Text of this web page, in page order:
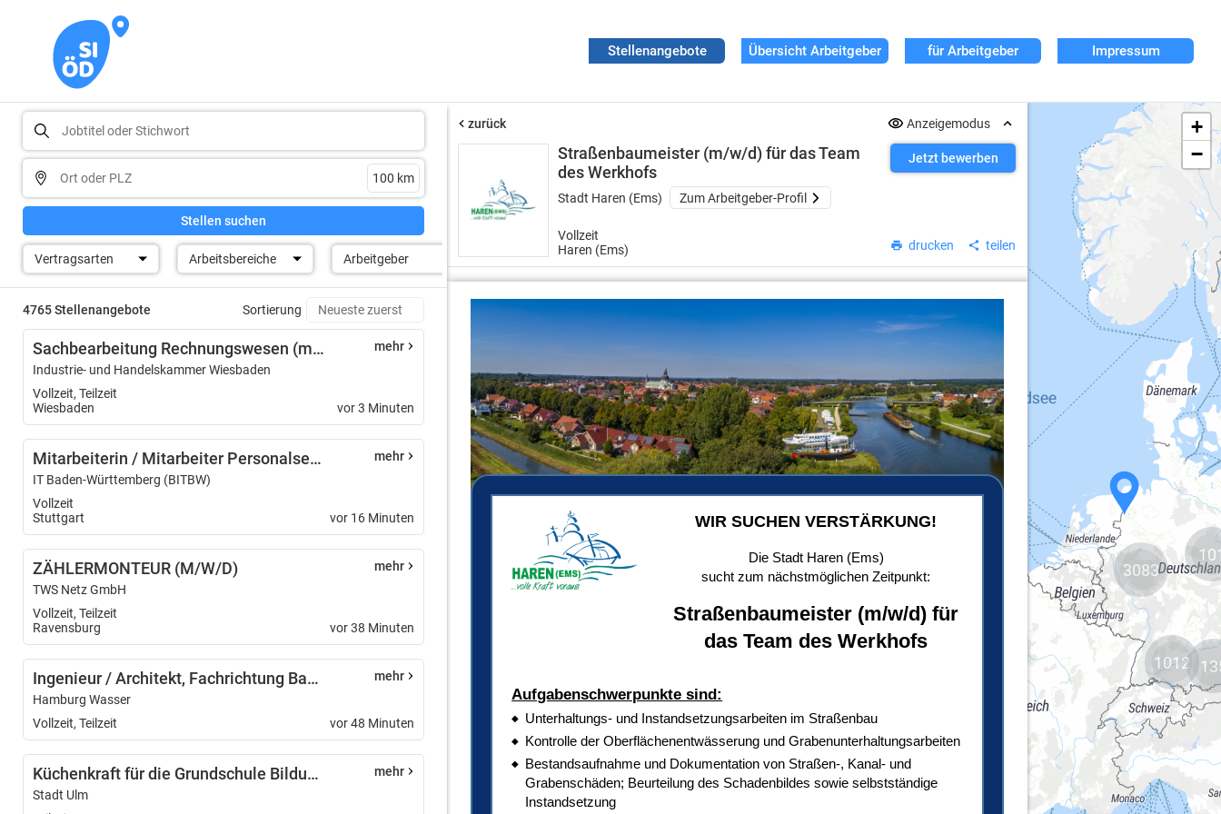
Stellenangebote Übersicht Arbeitgeber für Arbeitgeber Impressum
Stellen suchen
Vertragsarten Arbeitsbereiche Arbeitgeber
4765 Stellenangebote Sortierung
Sachbearbeitung Rechnungswesen (m/w/d)
Industrie- und Handelskammer Wiesbaden
Vollzeit, Teilzeit
Wiesbaden
mehr
vor 3 Minuten
Mitarbeiterin / Mitarbeiter Personalservice (w/m/d) Schwerpunkt Bewerbungsmanagement - 12219-12
IT Baden-Württemberg (BITBW)
Vollzeit
Stuttgart
mehr
vor 16 Minuten
ZÄHLERMONTEUR (M/W/D)
TWS Netz GmbH
Vollzeit, Teilzeit
Ravensburg
mehr
vor 38 Minuten
Ingenieur / Architekt, Fachrichtung Bautechnik und Ingenieurbau (m/w/d)
Hamburg Wasser
Vollzeit, Teilzeit
mehr
vor 48 Minuten
Küchenkraft für die Grundschule Bildungshaus Ulmer Spatz (m/w/d)
Stadt Ulm
mehr
zurück Anzeigemodus
Straßenbaumeister (m/w/d) für das Team
des Werkhofs
Stadt Haren (Ems) Zum Arbeitgeber-Profil
Vollzeit
Haren (Ems)
Jetzt bewerben
drucken teilen
3083
1012
+
−